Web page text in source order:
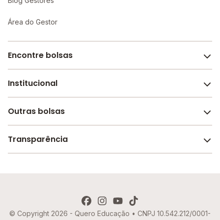
Área do Gestor
Encontre bolsas
Melhores escolas de São Paulo
Escolas por cidade e bairro
Institucional
Sobre o Melhor Escola
Revista Melhor Escola
Outras bolsas
Faculdades e universidades
Transparência
Política de Cookies
© Copyright 2026 - Quero Educação • CNPJ 10.542.212/0001-